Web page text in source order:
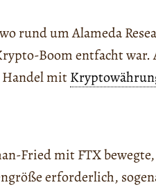
rund um Alameda
Boom entfacht war.
Handel mit
Fried mit FTX
erforderlich,